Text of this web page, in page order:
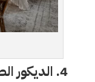
4. الديكور